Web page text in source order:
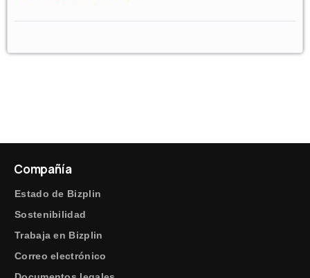
Compañía
Estado de Bizplin
Sostenibilidad
Trabaja en Bizplin
Correo electrónico